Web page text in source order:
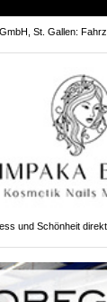
St. Gallen:
und Schönheit